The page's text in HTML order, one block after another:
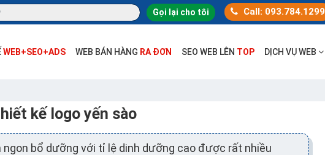
Gọi lại cho tôi Call: 093.784.1299
WEB+SEO+ADS WEB BÁN HÀNG RA ĐƠN SEO WEB LÊN TOP DỊCH VỤ WEB
kế logo yến sào
bổ dưỡng với tỉ lệ dinh dưỡng cao được rất nhiều